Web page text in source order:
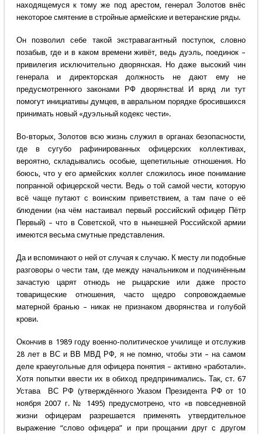
находящемуся к тому же под арестом, генерал Золотов внёс
некоторое смятение в стройные армейские и ветеранские ряды.
Он позволил себе такой экстравагантный поступок, словно
позабыв, где и в каком времени живёт, ведь дуэль, поединок –
привилегия исключительно дворянcкая. Но даже высокий чин
генерала и директорская должность не дают ему не
предусмотренного законами РФ дворянства! И вряд ли тут
помогут инициативы думцев, в авральном порядке бросившихся
принимать новый «дуэльный кодекс чести».
Во-вторых, Золотов всю жизнь служил в органах безопасности,
где в сугубо рафинированных офицерских коллективах,
вероятно, складывались особые, щепетильные отношения. Но
боюсь, что у его армейских коллег сложилось иное понимание
попранной офицерской чести. Ведь о той самой чести, которую
всё чаще путают с воинским приветствием, а там паче о её
блюдении (на чём настаивал первый российский офицер Пётр
Первый) – что в Советской, что в нынешней Российской армии
имеются весьма смутные представления.
Да и вспоминают о ней от случая к случаю. К месту ли подобные
разговоры о чести там, где между начальником и подчинённым
зачастую царят отнюдь не рыцарские или даже просто
товарищеские отношения, часто щедро сопровождаемые
матерной бранью – никак не признаком дворянства и голубой
крови.
Окончив в 1989 году военно-политическое училище и отслужив
28 лет в ВС и ВВ МВД РФ, я не помню, чтобы эти – на самом
деле краеугольные для офицера понятия – активно «работали».
Хотя попытки ввести их в обиход предпринимались. Так, ст. 67
Устава ВС РФ (утверждённого Указом Президента РФ от 10
ноября 2007 г. № 1495) предусмотрено, что «в повседневной
жизни офицерам разрешается применять утвердительное
выражение “слово офицера” и при прощании друг с другом